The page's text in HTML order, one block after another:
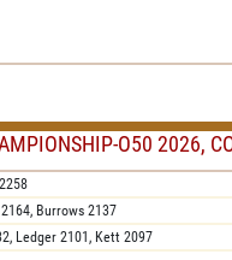
O50 2026,
2258
2164, Burrows 2137
Ledger 2101, Kett 2097